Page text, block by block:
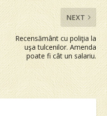
NEXT
Recensământ cu poliţia la
uşa tulcenilor. Amenda
poate fi cât un salariu.